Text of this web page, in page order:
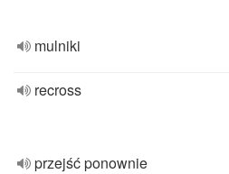
mulniki
recross
przejść ponownie